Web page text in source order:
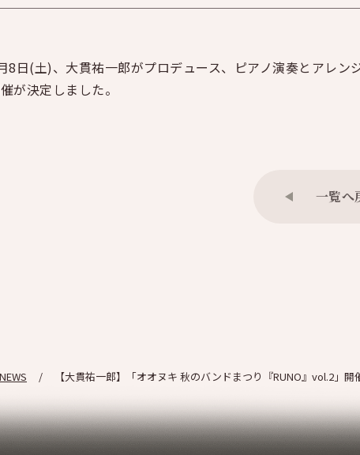
8日(土)、大貫祐一郎がプロデュース、ピアノ演奏とアレ
が決定しました。
一覧へ
NEWS 【大貫祐一郎】「オオヌキ 秋のバンドまつり『RUNO』vol.2」開